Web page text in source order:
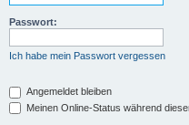
Passwort:
Ich habe mein Passwort vergessen
Angemeldet bleiben
Meinen Online-Status während